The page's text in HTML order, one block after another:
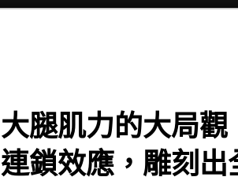
大腿肌力的大局
連鎖效應，雕刻